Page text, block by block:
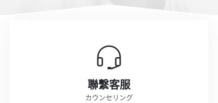
聯繫客服
カウンセリング